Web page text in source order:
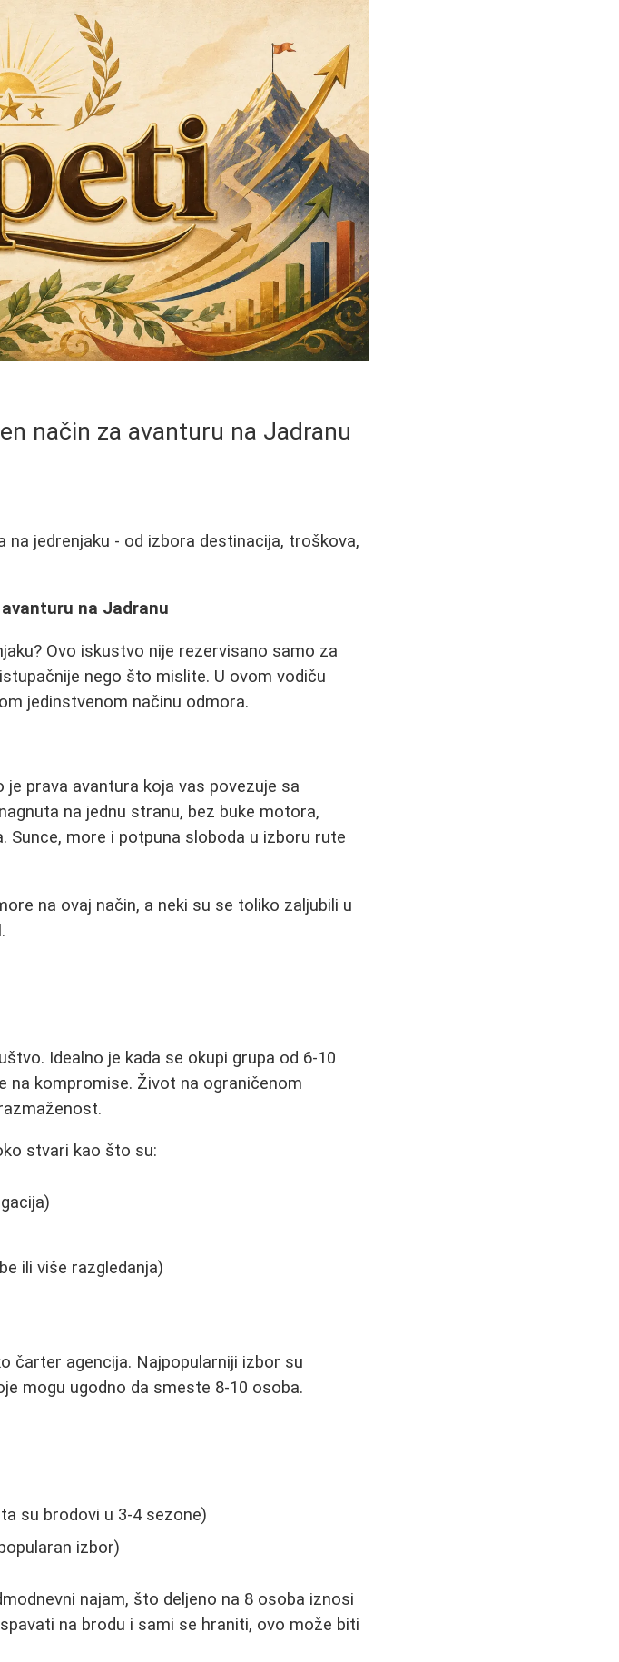
način za avanturu na Jadranu
jedrenjaku - od izbora destinacija, troškova,
na Jadranu
Ovo iskustvo nije rezervisano samo za
nego što mislite. U ovom vodiču
jedinstvenom načinu odmora.
prava avantura koja vas povezuje sa
na jednu stranu, bez buke motora,
Sunce, more i potpuna sloboda u izboru rute
na ovaj način, a neki su se toliko zaljubili u
Idealno je kada se okupi grupa od 6-10
na kompromise. Život na ograničenom
stvari kao što su:
ili više razgledanja)
čarter agencija. Najpopularniji izbor su
mogu ugodno da smeste 8-10 osoba.
su brodovi u 3-4 sezone)
izbor)
najam, što deljeno na 8 osoba iznosi
na brodu i sami se hraniti, ovo može biti